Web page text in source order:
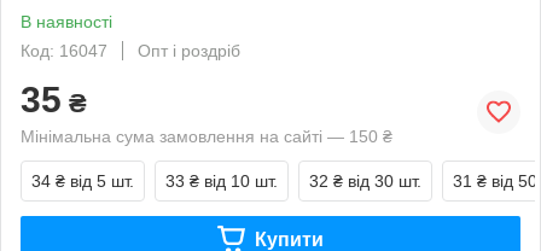
В наявності
Код: 16047
Опт і роздріб
35 ₴
Мінімальна сума замовлення на сайті — 150 ₴
34 ₴ від 5 шт. 33 ₴ від 10 шт. 32 ₴ від 30 шт. 31 ₴ від
Купити